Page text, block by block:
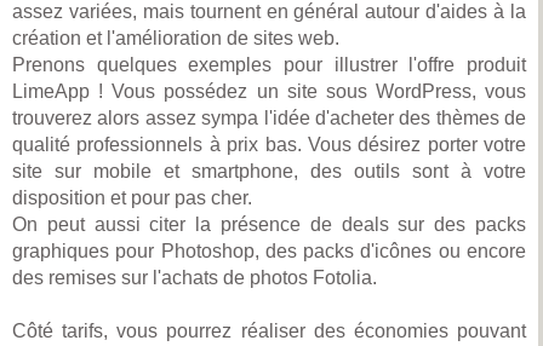
assez variées, mais tournent en général autour d'aides à la
création et l'amélioration de sites web.
Prenons quelques exemples pour illustrer l'offre produit
LimeApp ! Vous possédez un site sous WordPress, vous
trouverez alors assez sympa l'idée d'acheter des thèmes de
qualité professionnels à prix bas. Vous désirez porter votre
site sur mobile et smartphone, des outils sont à votre
disposition et pour pas cher.
On peut aussi citer la présence de deals sur des packs
graphiques pour Photoshop, des packs d'icônes ou encore
des remises sur l'achats de photos Fotolia.
Côté tarifs, vous pourrez réaliser des économies pouvant